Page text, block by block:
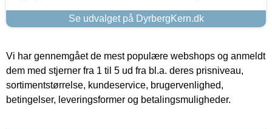
Se udvalget på DyrbergKern.dk
Vi har gennemgået de mest populære webshops og anmeldt
dem med stjerner fra 1 til 5 ud fra bl.a. deres prisniveau,
sortimentstørrelse, kundeservice, brugervenlighed,
betingelser, leveringsformer og betalingsmuligheder.